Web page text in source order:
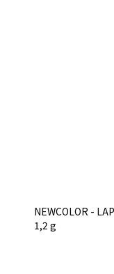
NEWCOLOR -
1,2 g